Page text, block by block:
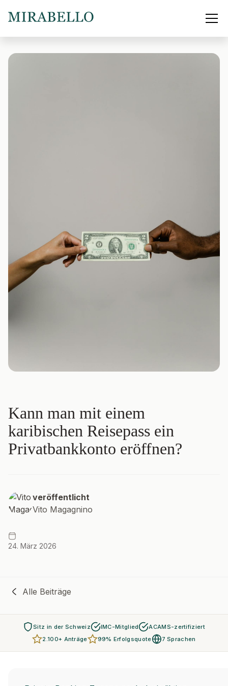
Kann man mit einem
karibischen Reisepass ein
Privatbankkonto eröffnen?
veröffentlicht
Vito Magagnino
24. März 2026
Alle Beiträge
Sitz in der Schweiz IMC-Mitglied
ACAMS-zertifiziert
2.100+ Anträge
99% Erfolgsquote 7 Sprachen